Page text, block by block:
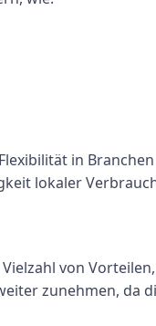
in
lokaler
von
zunehmen, da